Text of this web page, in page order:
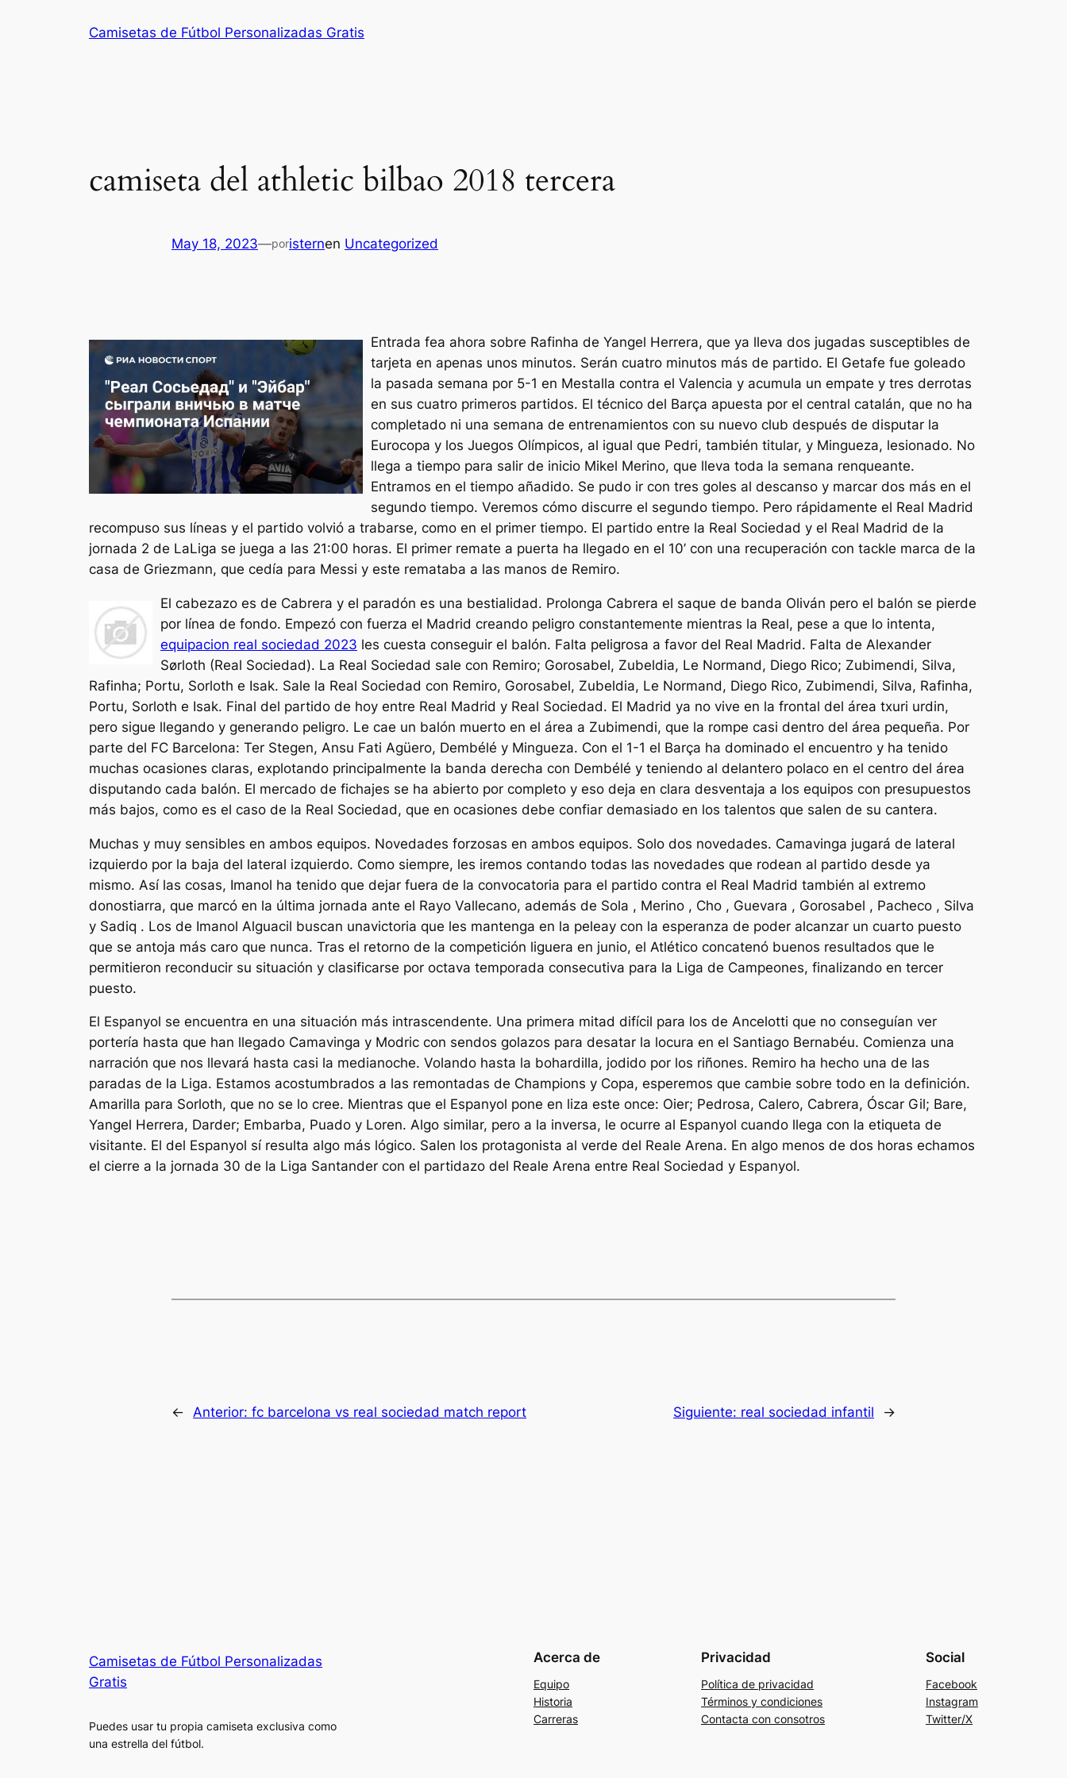
Camisetas de Fútbol Personalizadas Gratis
camiseta del athletic bilbao 2018 tercera
May 18, 2023—poristernen Uncategorized
Entrada fea ahora sobre Rafinha de Yangel Herrera, que ya lleva dos jugadas susceptibles de
tarjeta en apenas unos minutos. Serán cuatro minutos más de partido. El Getafe fue goleado
la pasada semana por 5-1 en Mestalla contra el Valencia y acumula un empate y tres derrotas
en sus cuatro primeros partidos. El técnico del Barça apuesta por el central catalán, que no ha
completado ni una semana de entrenamientos con su nuevo club después de disputar la
Eurocopa y los Juegos Olímpicos, al igual que Pedri, también titular, y Mingueza, lesionado. No
llega a tiempo para salir de inicio Mikel Merino, que lleva toda la semana renqueante.
Entramos en el tiempo añadido. Se pudo ir con tres goles al descanso y marcar dos más en el
segundo tiempo. Veremos cómo discurre el segundo tiempo. Pero rápidamente el Real Madrid
recompuso sus líneas y el partido volvió a trabarse, como en el primer tiempo. El partido entre la Real Sociedad y el Real Madrid de la
jornada 2 de LaLiga se juega a las 21:00 horas. El primer remate a puerta ha llegado en el 10’ con una recuperación con tackle marca de la
casa de Griezmann, que cedía para Messi y este remataba a las manos de Remiro.
El cabezazo es de Cabrera y el paradón es una bestialidad. Prolonga Cabrera el saque de banda Oliván pero el balón se pierde
por línea de fondo. Empezó con fuerza el Madrid creando peligro constantemente mientras la Real, pese a que lo intenta,
equipacion real sociedad 2023 les cuesta conseguir el balón. Falta peligrosa a favor del Real Madrid. Falta de Alexander
Sørloth (Real Sociedad). La Real Sociedad sale con Remiro; Gorosabel, Zubeldia, Le Normand, Diego Rico; Zubimendi, Silva,
Rafinha; Portu, Sorloth e Isak. Sale la Real Sociedad con Remiro, Gorosabel, Zubeldia, Le Normand, Diego Rico, Zubimendi, Silva, Rafinha,
Portu, Sorloth e Isak. Final del partido de hoy entre Real Madrid y Real Sociedad. El Madrid ya no vive en la frontal del área txuri urdin,
pero sigue llegando y generando peligro. Le cae un balón muerto en el área a Zubimendi, que la rompe casi dentro del área pequeña. Por
parte del FC Barcelona: Ter Stegen, Ansu Fati Agüero, Dembélé y Mingueza. Con el 1-1 el Barça ha dominado el encuentro y ha tenido
muchas ocasiones claras, explotando principalmente la banda derecha con Dembélé y teniendo al delantero polaco en el centro del área
disputando cada balón. El mercado de fichajes se ha abierto por completo y eso deja en clara desventaja a los equipos con presupuestos
más bajos, como es el caso de la Real Sociedad, que en ocasiones debe confiar demasiado en los talentos que salen de su cantera.
Muchas y muy sensibles en ambos equipos. Novedades forzosas en ambos equipos. Solo dos novedades. Camavinga jugará de lateral
izquierdo por la baja del lateral izquierdo. Como siempre, les iremos contando todas las novedades que rodean al partido desde ya
mismo. Así las cosas, Imanol ha tenido que dejar fuera de la convocatoria para el partido contra el Real Madrid también al extremo
donostiarra, que marcó en la última jornada ante el Rayo Vallecano, además de Sola , Merino , Cho , Guevara , Gorosabel , Pacheco , Silva
y Sadiq . Los de Imanol Alguacil buscan unavictoria que les mantenga en la peleay con la esperanza de poder alcanzar un cuarto puesto
que se antoja más caro que nunca. Tras el retorno de la competición liguera en junio, el Atlético concatenó buenos resultados que le
permitieron reconducir su situación y clasificarse por octava temporada consecutiva para la Liga de Campeones, finalizando en tercer
puesto.
El Espanyol se encuentra en una situación más intrascendente. Una primera mitad difícil para los de Ancelotti que no conseguían ver
portería hasta que han llegado Camavinga y Modric con sendos golazos para desatar la locura en el Santiago Bernabéu. Comienza una
narración que nos llevará hasta casi la medianoche. Volando hasta la bohardilla, jodido por los riñones. Remiro ha hecho una de las
paradas de la Liga. Estamos acostumbrados a las remontadas de Champions y Copa, esperemos que cambie sobre todo en la definición.
Amarilla para Sorloth, que no se lo cree. Mientras que el Espanyol pone en liza este once: Oier; Pedrosa, Calero, Cabrera, Óscar Gil; Bare,
Yangel Herrera, Darder; Embarba, Puado y Loren. Algo similar, pero a la inversa, le ocurre al Espanyol cuando llega con la etiqueta de
visitante. El del Espanyol sí resulta algo más lógico. Salen los protagonista al verde del Reale Arena. En algo menos de dos horas echamos
el cierre a la jornada 30 de la Liga Santander con el partidazo del Reale Arena entre Real Sociedad y Espanyol.
← Anterior: fc barcelona vs real sociedad match report Siguiente: real sociedad infantil →
Camisetas de Fútbol Personalizadas
Gratis
Puedes usar tu propia camiseta exclusiva como
una estrella del fútbol.
Acerca de
Equipo
Historia
Carreras
Privacidad
Política de privacidad
Términos y condiciones
Contacta con consotros
Social
Facebook
Instagram
Twitter/X